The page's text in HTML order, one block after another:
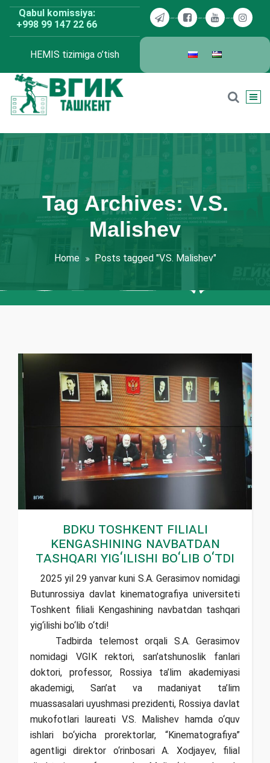
Skip
content
Qabul komissiya:
+998 99 147 22 66
HEMIS tizimiga o’tish
Tag Archives: V.S.
Malishev
Home Posts tagged "V.S. Malishev"
BDKU Toshkent filiali
Kengashining navbatdan
tashqari yig‘ilishi bo‘lib o‘tdi
2025 yil 29 yanvar kuni S.A. Gerasimov nomidagi
Butunrossiya davlat kinematografiya universiteti
Toshkent filiali Kengashining navbatdan tashqari
yig‘ilishi bo‘lib o‘tdi!
Tadbirda telemost orqali S.A. Gerasimov
nomidagi VGIK rektori, san’atshunoslik fanlari
doktori, professor, Rossiya ta’lim akademiyasi
akademigi, San’at va madaniyat ta’lim
muassasalari uyushmasi prezidenti, Rossiya davlat
mukofotlari laureati V.S. Malishev hamda o‘quv
ishlari bo‘yicha prorektorlar, “Kinematografiya”
agentligi direktor o‘rinbosari A. Xodjayev, filial